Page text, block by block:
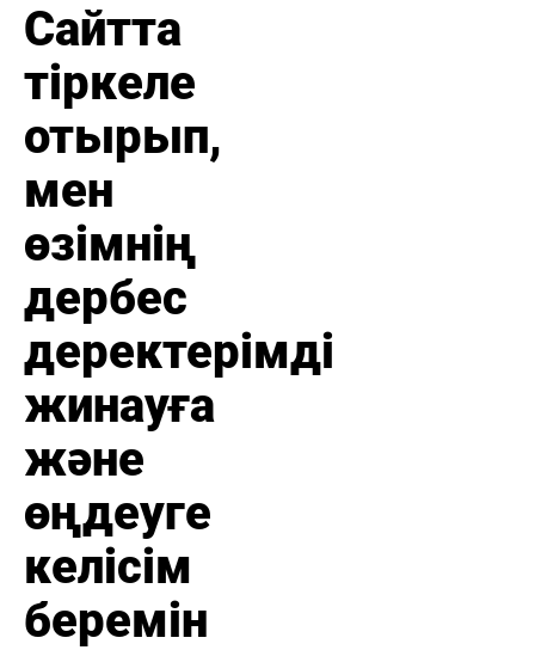
Сайтта
тіркеле
отырып,
мен
өзімнің
дербес
деректерімді
жинауға
және
өңдеуге
келісім
беремін